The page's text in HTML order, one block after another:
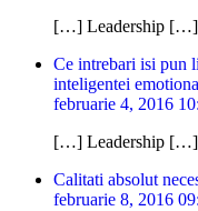
[…] Leadership […]
Ce intrebari isi pun
inteligentei
februarie 4, 2016
[…] Leadership […]
Calitati absolut
februarie 8, 2016